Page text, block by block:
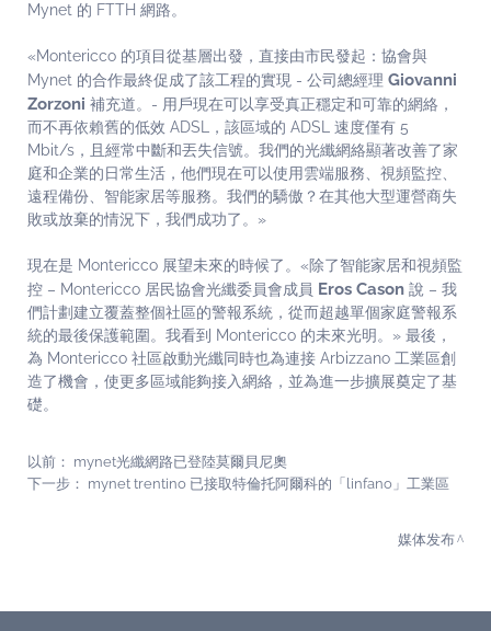
Mynet 的 FTTH 網路。
«Montericco 的項目從基層出發，直接由市民發起：協會與
Mynet 的合作最終促成了該工程的實現 - 公司總經理 Giovanni
Zorzoni 補充道。- 用戶現在可以享受真正穩定和可靠的網絡，
而不再依賴舊的低效 ADSL，該區域的 ADSL 速度僅有 5
Mbit/s，且經常中斷和丟失信號。我們的光纖網絡顯著改善了家
庭和企業的日常生活，他們現在可以使用雲端服務、視頻監控、
遠程備份、智能家居等服務。我們的驕傲？在其他大型運營商失
敗或放棄的情況下，我們成功了。»
現在是 Montericco 展望未來的時候了。«除了智能家居和視頻監
控 – Montericco 居民協會光纖委員會成員 Eros Cason 說 – 我
們計劃建立覆蓋整個社區的警報系統，從而超越單個家庭警報系
統的最後保護範圍。我看到 Montericco 的未來光明。» 最後，
為 Montericco 社區啟動光纖同時也為連接 Arbizzano 工業區創
造了機會，使更多區域能夠接入網絡，並為進一步擴展奠定了基
礎。
以前： mynet光纖網路已登陸莫爾貝尼奧
下一步： mynet trentino 已接取特倫托阿爾科的「linfano」工業區
媒体发布